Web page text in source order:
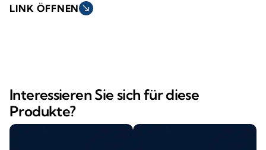
LINK ÖFFNEN south_east
Interessieren Sie sich für diese
Produkte?